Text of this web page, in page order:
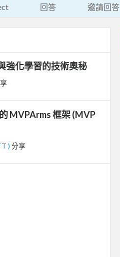
回答 邀請回答
強化學習的技術奧秘
MVPArms 框架 (MVP
) 分享